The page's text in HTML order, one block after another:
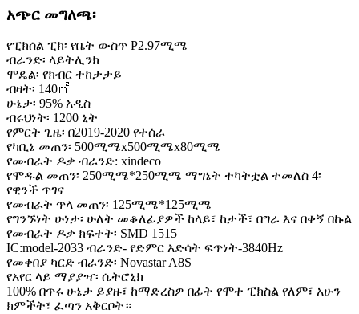
አጭር መግለጫ፡
የፒክሰል ፒክ፡ የቤት ውስጥ P2.97ሚሜ
ብራንድ፡ ላይትሊንክ
ሞዴል፡ የክብር ተከታታይ
ብዛት፡ 140㎡
ሁኔታ፡ 95% አዲስ
ብሩህነት፡ 1200 ኒት
የምርት ጊዜ፡ በ2019-2020 የተሰራ
የካቢኔ መጠን፡ 500ሚሜx500ሚሜx80ሚሜ
የመብራት ዶቃ ብራንድ: xindeco
የሞዱል መጠን፡ 250ሚሜ*250ሚሜ ማግኔት ተካትቷል ተመለስ 4፡
የዊንች ጥገና
የመብራት ጥላ መጠን፡ 125ሚሜ*125ሚሜ
የግንኙነት ሁነታ፡ ሁለት መቆለፊያዎች ከላይ፣ ከታች፣ በግራ እና በቀኝ በኩል
የመብራት ዶቃ ክፍተት፡ SMD 1515
IC:model-2033 ብራንድ- የድምር እድሳት ፍጥነት-3840Hz
የመቀበያ ካርድ ብራንድ፡ Novastar A8S
የአየር ላይ ማያያዣ፡ ሴትሮኒክ
100% በጥሩ ሁኔታ ይያዙ፣ ከማድረስዎ በፊት የሞተ ፒክስል የለም፣ አሁን
ክምችት፣ ፈጣን አቅርቦት።